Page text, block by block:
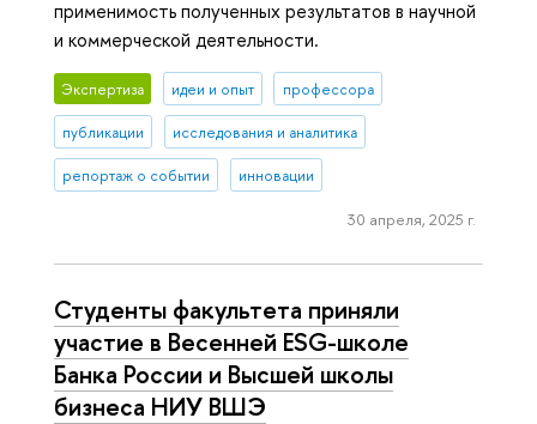
применимость полученных результатов в научной
и коммерческой деятельности.
Экспертиза идеи и опыт профессора
публикации исследования и аналитика
репортаж о событии инновации
30 апреля, 2025 г.
Студенты факультета приняли
участие в Весенней ESG-школе
Банка России и Высшей школы
бизнеса НИУ ВШЭ